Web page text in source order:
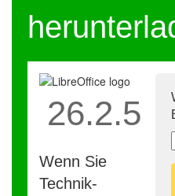
26.2.5
Wenn Sie
Technik-